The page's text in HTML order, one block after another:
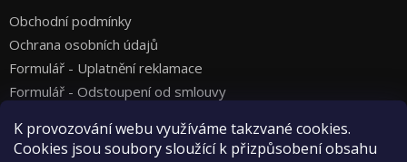
K provozování webu využíváme takzvané cookies.
Cookies jsou soubory sloužící k přizpůsobení obsahu
Obchodní podmínky
Ochrana osobních údajů
Formulář - Uplatnění reklamace
Formulář - Odstoupení od smlouvy